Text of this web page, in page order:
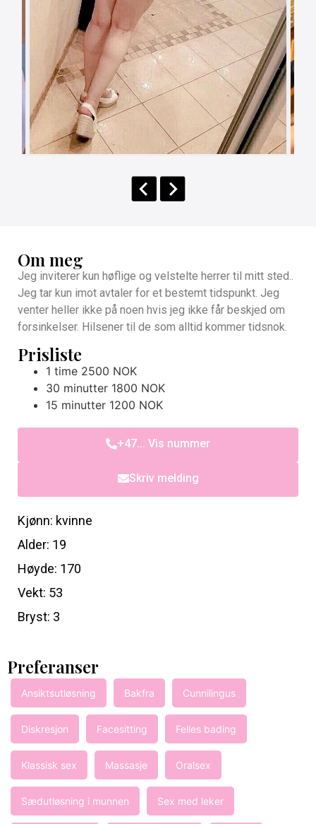
Om meg
Jeg inviterer kun høflige og velstelte herrer til mitt sted..
Jeg tar kun imot avtaler for et bestemt tidspunkt. Jeg
venter heller ikke på noen hvis jeg ikke får beskjed om
forsinkelser. Hilsener til de som alltid kommer tidsnok.
Prisliste
1 time 2500 NOK
30 minutter 1800 NOK
15 minutter 1200 NOK
+47... Vis nummer
Skriv melding
Kjønn: kvinne
Alder: 19
Høyde: 170
Vekt: 53
Bryst: 3
Preferanser
Ansiktsutløsning Bakfra Cunnilingus
Diskresjon Facesitting Felles bading
Klassisk sex Massasje Oralsex
Sædutløsning i munnen Sex med leker